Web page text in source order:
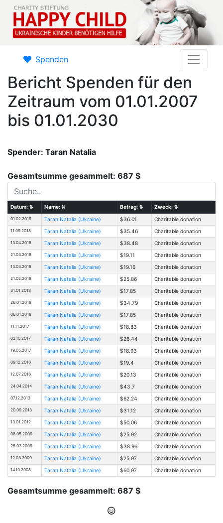
Spenden
Bericht Spenden für den
Zeitraum vom 01.01.2007
bis 01.01.2030
Spender: Taran Natalia
Gesamtsumme gesammelt: 687 $
Datum:⇅ Name:⇅ Betrag:⇅ Zweck:⇅
01.02.2019 Taran Natalia (Ukraine) $36.01 Charitable donation
11.09.2018 Taran Natalia (Ukraine) $35.46 Charitable donation
13.04.2018 Taran Natalia (Ukraine) $38.48 Charitable donation
21.03.2018 Taran Natalia (Ukraine) $19.11 Charitable donation
13.03.2018 Taran Natalia (Ukraine) $19.16 Charitable donation
21.02.2018 Taran Natalia (Ukraine) $25.86 Charitable donation
31.01.2018 Taran Natalia (Ukraine) $17.85 Charitable donation
26.01.2018 Taran Natalia (Ukraine) $34.79 Charitable donation
06.01.2018 Taran Natalia (Ukraine) $17.85 Charitable donation
11.11.2017 Taran Natalia (Ukraine) $18.83 Charitable donation
02.10.2017 Taran Natalia (Ukraine) $26.44 Charitable donation
19.05.2017 Taran Natalia (Ukraine) $18.93 Charitable donation
09.12.2016 Taran Natalia (Ukraine) $19.4 Charitable donation
12.07.2016 Taran Natalia (Ukraine) $20.13 Charitable donation
24.04.2014 Taran Natalia (Ukraine) $43.7 Charitable donation
07.12.2013 Taran Natalia (Ukraine) $62.24 Charitable donation
20.09.2013 Taran Natalia (Ukraine) $31.12 Charitable donation
13.01.2012 Taran Natalia (Ukraine) $50.06 Charitable donation
08.05.2009 Taran Natalia (Ukraine) $25.92 Charitable donation
25.03.2009 Taran Natalia (Ukraine) $38.96 Charitable donation
12.03.2009 Taran Natalia (Ukraine) $25.97 Charitable donation
14.10.2008 Taran Natalia (Ukraine) $60.97 Charitable donation
Gesamtsumme gesammelt: 687 $